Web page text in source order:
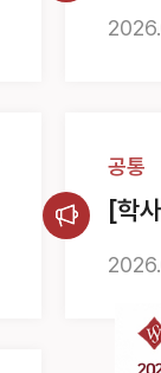
등록
2026.
공통
[학
2026.